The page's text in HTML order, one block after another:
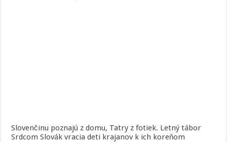
Slovenčinu poznajú z domu, Tatry z fotiek. Letný tábor
Srdcom Slovák vracia deti krajanov k ich koreňom